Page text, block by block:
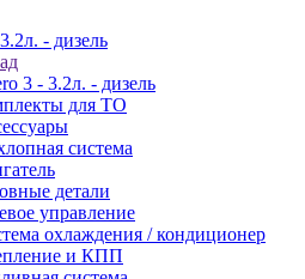
- дизель
3 - 3.2л. - дизель
для ТО
система
детали
управление
охлаждения / кондиционер
и КПП